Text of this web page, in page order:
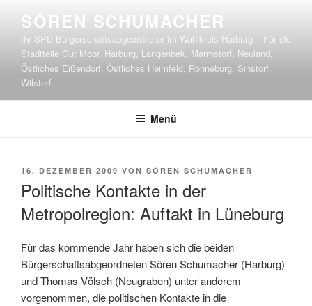
Inhalt
springen
SÖREN SCHUMACHER
Ihr SPD Bürgerschaftsabgeordneter im Wahlkreis Harburg – Für die
Stadtteile Gut Moor, Harburg, Langenbek, Marmstorf, Neuland,
Östliches Eißendorf, Östliches Heimfeld, Rönneburg, Sinstorf,
Wilstorf
Menü
VERÖFFENTLICHT
16. DEZEMBER 2009 VON SÖREN SCHUMACHER
Politische Kontakte in der
Metropolregion: Auftakt in Lüneburg
Für das kommende Jahr haben sich die beiden
Bürgerschaftsabgeordneten Sören Schumacher (Harburg)
und Thomas Völsch (Neugraben) unter anderem
vorgenommen, die politischen Kontakte in die